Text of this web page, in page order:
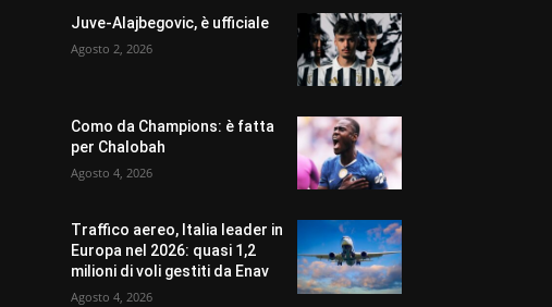
Juve-Alajbegovic, è ufficiale
Agosto 2, 2026
Como da Champions: è fatta
per Chalobah
Agosto 4, 2026
Traffico aereo, Italia leader in
Europa nel 2026: quasi 1,2
milioni di voli gestiti da Enav
Agosto 4, 2026